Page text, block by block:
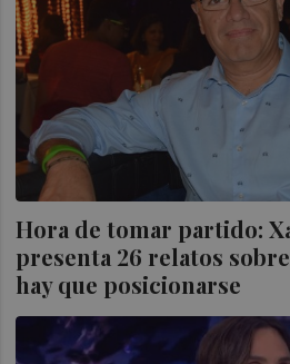
Hora de tomar partido:
presenta 26 relatos
hay que posicionarse